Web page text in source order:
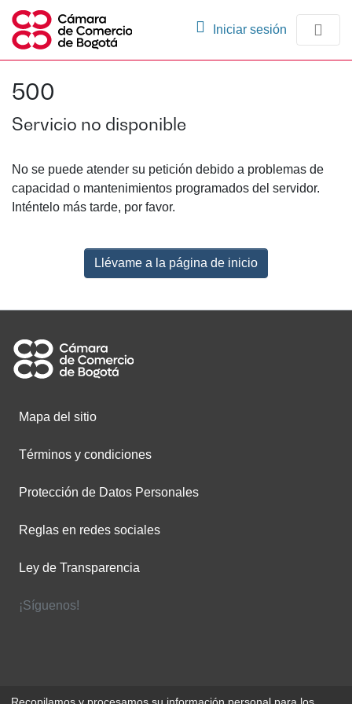
Iniciar sesión (current)
500
Servicio no disponible
No se puede atender su petición debido a problemas de
capacidad o mantenimientos programados del servidor.
Inténtelo más tarde, por favor.
Llévame a la página de inicio
Mapa del sitio
Términos y condiciones
Protección de Datos Personales
Reglas en redes sociales
Ley de Transparencia
¡Síguenos!